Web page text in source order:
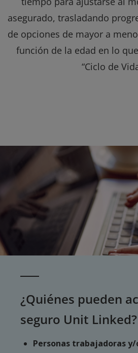
asegurado, trasladando
de opciones de mayor a
función de la edad en lo
“Ciclo de
¿Quiénes pueden
seguro Unit Linked?
Personas trabajadoras y/